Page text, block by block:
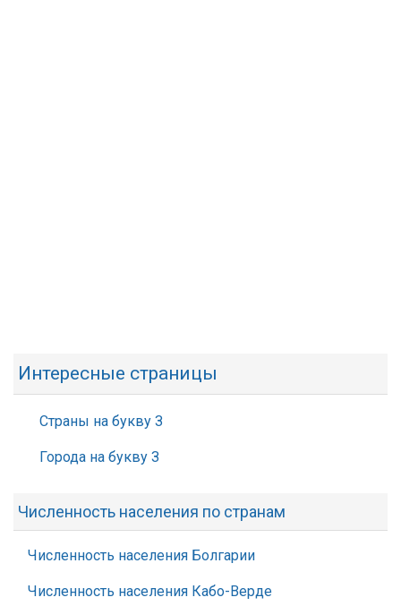
Интересные страницы
Страны на букву З
Города на букву З
Численность населения по странам
Численность населения Болгарии
Численность населения Кабо-Верде